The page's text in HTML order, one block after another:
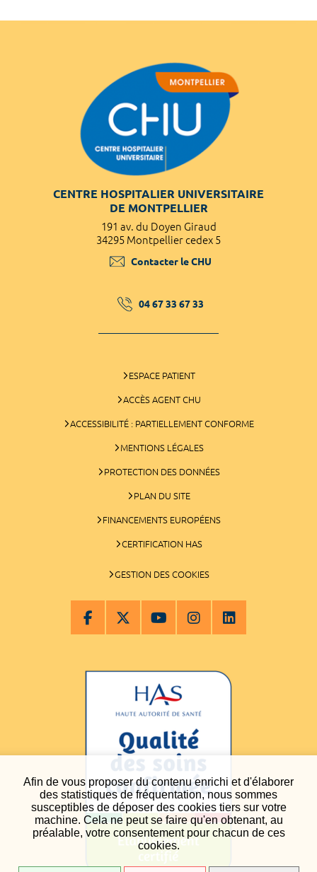
Afin de vous proposer du contenu enrichi et d'élaborer
des statistiques de fréquentation, nous sommes
susceptibles de déposer des cookies tiers sur votre
machine. Cela ne peut se faire qu'en obtenant, au
préalable, votre consentement pour chacun de ces
cookies.
CENTRE HOSPITALIER UNIVERSITAIRE
DE MONTPELLIER
191 av. du Doyen Giraud
34295 Montpellier cedex 5
Contacter le CHU
04 67 33 67 33
ESPACE PATIENT
ACCÈS AGENT CHU
ACCESSIBILITÉ : PARTIELLEMENT CONFORME
MENTIONS LÉGALES
PROTECTION DES DONNÉES
PLAN DU SITE
FINANCEMENTS EUROPÉENS
CERTIFICATION HAS
GESTION DES COOKIES